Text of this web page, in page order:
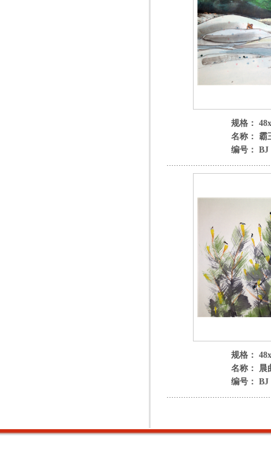
规格：
名称： 霸
编号： BJ
规格：
名称： 晨
编号： BJ